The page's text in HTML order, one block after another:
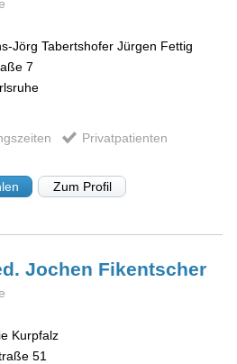
Jörg Tabertshofer Jürgen Fettig
7
Privatpatienten
Zum Profil
Jochen Fikentscher
Kurpfalz
51